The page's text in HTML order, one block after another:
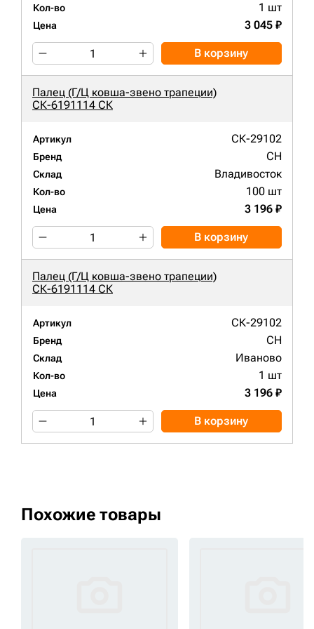
Кол-во 1 шт
Цена 3 045 ₽
В корзину
Палец (Г/Ц ковша-звено трапеции)
СК-6191114 СК
Артикул СК-29102
Бренд CH
Склад Владивосток
Кол-во 100 шт
Цена 3 196 ₽
В корзину
Палец (Г/Ц ковша-звено трапеции)
СК-6191114 СК
Артикул СК-29102
Бренд CH
Склад Иваново
Кол-во 1 шт
Цена 3 196 ₽
В корзину
Похожие товары